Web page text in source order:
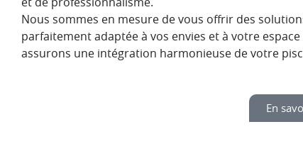
Nous sommes en mesure de vous offrir des
parfaitement adaptée à vos envies et à votre
assurons une intégration harmonieuse de votre
En